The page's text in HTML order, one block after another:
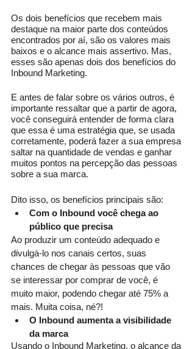
Os dois benefícios que recebem mais
destaque na maior parte dos conteúdos
encontrados por aí, são os valores mais
baixos e o alcance mais assertivo. Mas,
esses são apenas dois dos benefícios do
Inbound Marketing.
E antes de falar sobre os vários outros, é
importante ressaltar que a partir de agora,
você conseguirá entender de forma clara
que essa é uma estratégia que, se usada
corretamente, poderá fazer a sua empresa
saltar na quantidade de vendas e ganhar
muitos pontos na percepção das pessoas
sobre a sua marca.
Dito isso, os benefícios principais são:
Com o Inbound você chega ao
público que precisa
Ao produzir um conteúdo adequado e
divulgá-lo nos canais certos, suas
chances de chegar às pessoas que vão
se interessar por comprar de você, é
muito maior, podendo chegar até 75% a
mais. Muita coisa, né?!
O Inbound aumenta a visibilidade
da marca
Usando o Inbound Marketing, o alcance da